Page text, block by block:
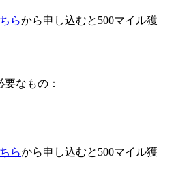
らから申し込むと500マイル獲
なもの：
らから申し込むと500マイル獲